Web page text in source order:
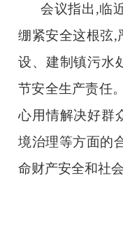
会议指出,临
绷紧安全这根弦,
设、建制镇污水
节安全生产责任
心用情解决好群
境治理等方面的
命财产安全和社会